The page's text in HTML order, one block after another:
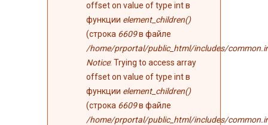
offset on value of type int в
функции element_children()
(строка 6609в файле
/home/prportal/public_html/includes/
Notice: Trying to access array
offset on value of type int в
функции element_children()
(строка 6609в файле
/home/prportal/public_html/includes/